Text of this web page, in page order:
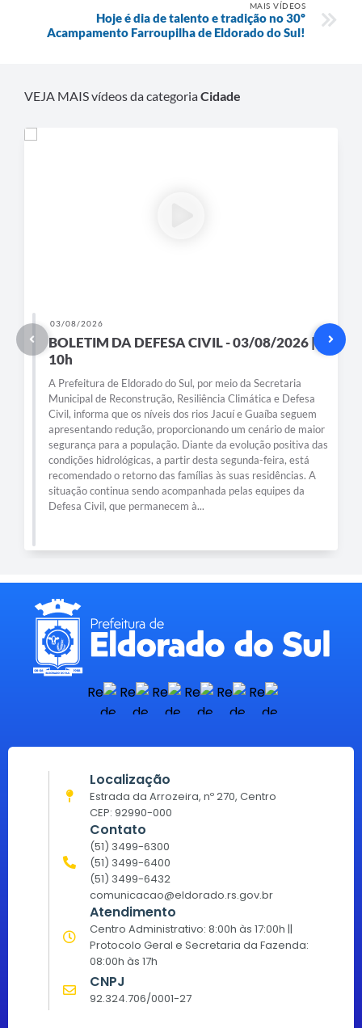
MAIS VÍDEOS
Hoje é dia de talento e tradição no 30º
Acampamento Farroupilha de Eldorado do Sul!
VEJA MAIS vídeos da categoriaCidade
03/08/2026
BOLETIM DA DEFESA CIVIL - 03/08/2026 |
10h
A Prefeitura de Eldorado do Sul, por meio da Secretaria
Municipal de Reconstrução, Resiliência Climática e Defesa
Civil, informa que os níveis dos rios Jacuí e Guaíba seguem
apresentando redução, proporcionando um cenário de maior
segurança para a população. Diante da evolução positiva das
condições hidrológicas, a partir desta segunda-feira, está
recomendado o retorno das famílias às suas residências. A
situação continua sendo acompanhada pelas equipes da
Defesa Civil, que permanecem à...
Localização
Estrada da Arrozeira, nº 270, Centro
CEP: 92990-000
Contato
(51) 3499-6300
(51) 3499-6400
(51) 3499-6432
comunicacao@eldorado.rs.gov.br
Atendimento
Centro Administrativo: 8:00h às 17:00h ||
Protocolo Geral e Secretaria da Fazenda:
08:00h às 17h
CNPJ
92.324.706/0001-27